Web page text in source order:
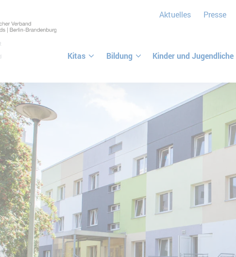
ZUR SUCHE SPRINGEN
Aktuelles Presse
Kitas Bildung Kinder und Jugendliche